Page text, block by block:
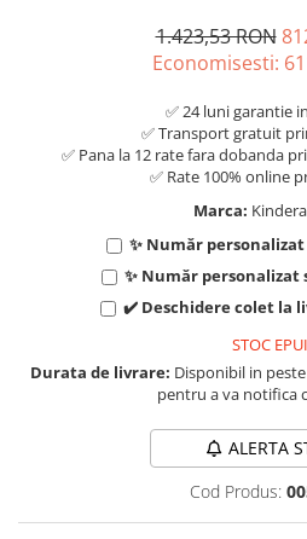
1.423,53 RON
Economisesti:
✅ 24 luni garantie
✅ Transport gratuit
✅ Pana la 12 rate fara dobanda
✅ Rate 100% online
Marca:
✨ Număr personalizat
✨ Număr personalizat
✔️ Deschidere colet la
STOC
Durata de livrare: Disponibil in
pentru a va notifica
ALERTA
Cod Produs: